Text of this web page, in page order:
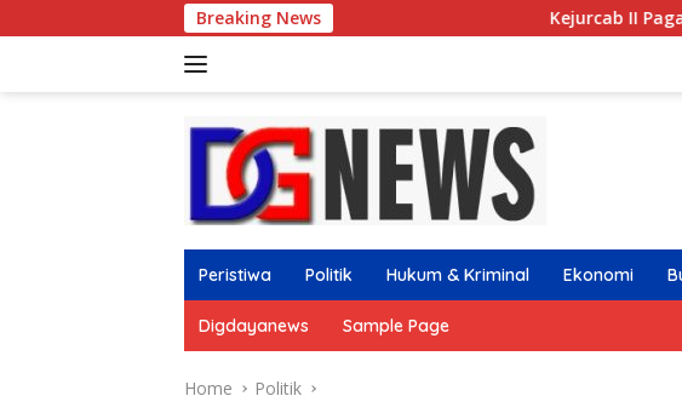
to
Breaking News Kejurcab II Pagar Nusa
Peristiwa Politik Hukum & Kriminal Ekonomi
Digdayanews Sample Page
Home Politik